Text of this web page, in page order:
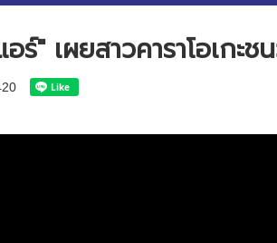
" เผยสาวคาราโอเกะช